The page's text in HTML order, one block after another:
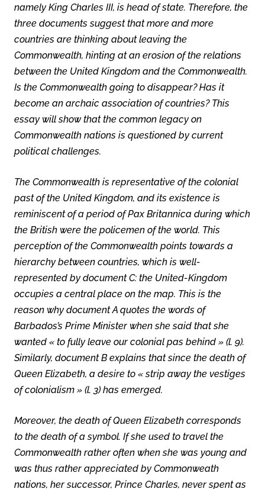
namely King Charles III, is head of state. Therefore, the
three documents suggest that more and more
countries are thinking about leaving the
Commonwealth, hinting at an erosion of the relations
between the United Kingdom and the Commonwealth.
Is the Commonwealth going to disappear? Has it
become an archaic association of countries? This
essay will show that the common legacy on
Commonwealth nations is questioned by current
political challenges.
The Commonwealth is representative of the colonial
past of the United Kingdom, and its existence is
reminiscent of a period of Pax Britannica during which
the British were the policemen of the world. This
perception of the Commonwealth points towards a
hierarchy between countries, which is well-
represented by document C: the United-Kingdom
occupies a central place on the map. This is the
reason why document A quotes the words of
Barbados’s Prime Minister when she said that she
wanted « to fully leave our colonial pas behind » (l. 9).
Similarly, document B explains that since the death of
Queen Elizabeth, a desire to « strip away the vestiges
of colonialism » (l. 3) has emerged.
Moreover, the death of Queen Elizabeth corresponds
to the death of a symbol. If she used to travel the
Commonwealth rather often when she was young and
was thus rather appreciated by Commonweath
nations, her successor, Prince Charles, never spent as